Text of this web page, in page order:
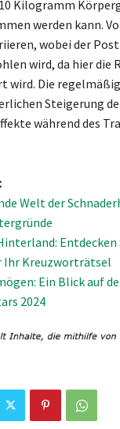
Kilogramm
werden kann.
wobei der
wird, da hier die
wird. Die
Steigerung
während des
Welt der
Entdecken
Kreuzworträtsel
Ein Blick auf
2024